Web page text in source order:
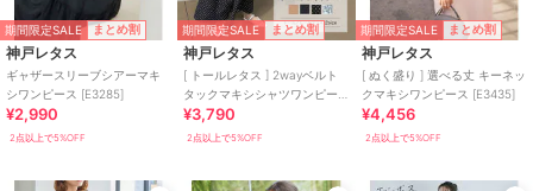
期間限定SALE まとめ割
神戸レタス
ギャザースリーブシアーマキ
シワンピース [E3285]
¥2,990
2点以上で5%OFF
期間限定SALE まとめ割
神戸レタス
[ トールレタス ] 2wayベルト
タックマキシシャツワンピー
ス [E3247]
¥3,790
2点以上で5%OFF
期間限定SALE まとめ割
神戸レタス
[ ぬく盛り ] 選べる丈 キーネッ
クマキシワンピース [E3435]
¥4,456
2点以上で5%OFF